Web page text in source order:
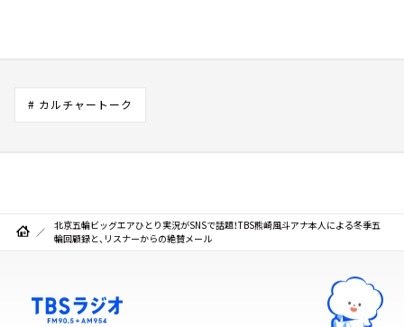
# カルチャートーク
北京五輪ビッグエアひとり実況がSNSで話題！TBS熊崎風斗アナ本人による冬季五
輪回顧録と、リスナーからの絶賛メール